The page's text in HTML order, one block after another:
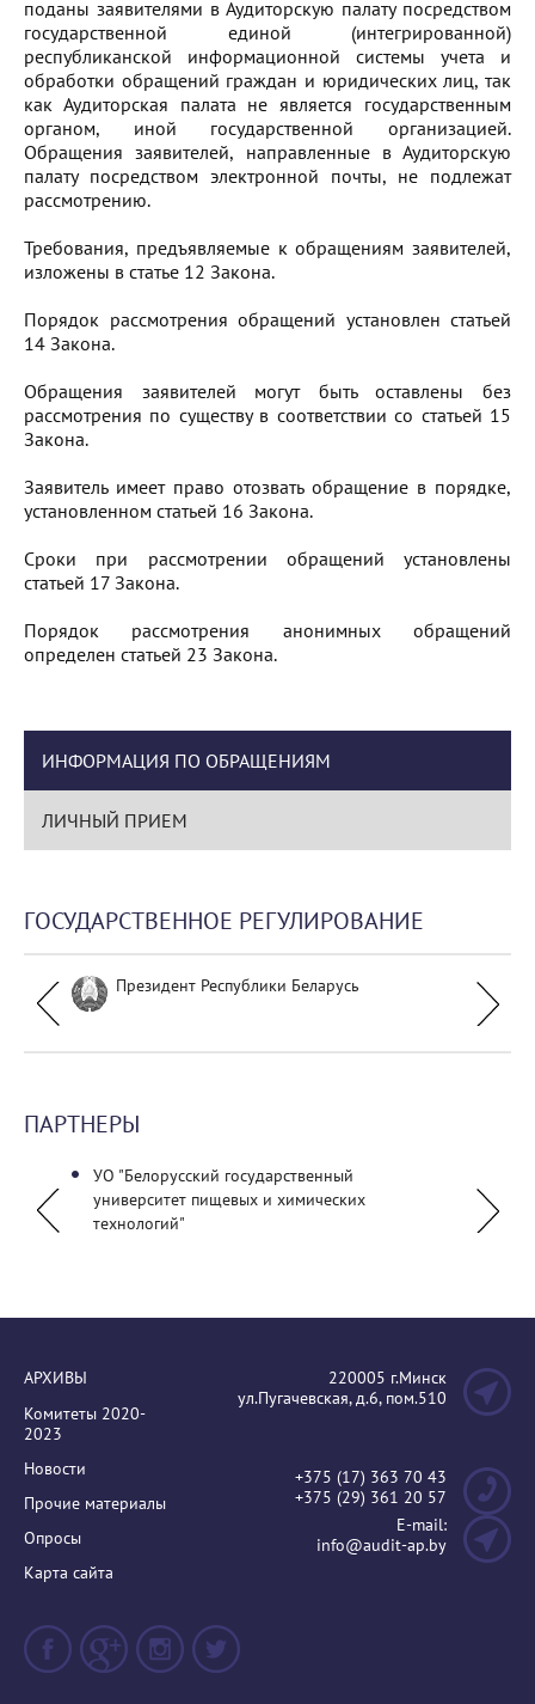
поданы заявителями в Аудиторскую палату посредством
государственной единой (интегрированной)
республиканской информационной системы учета и
обработки обращений граждан и юридических лиц, так
как Аудиторская палата не является государственным
органом, иной государственной организацией.
Обращения заявителей, направленные в Аудиторскую
палату посредством электронной почты, не подлежат
рассмотрению.
Требования, предъявляемые к обращениям заявителей,
изложены в статье 12 Закона.
Порядок рассмотрения обращений установлен статьей
14 Закона.
Обращения заявителей могут быть оставлены без
рассмотрения по существу в соответствии со статьей 15
Закона.
Заявитель имеет право отозвать обращение в порядке,
установленном статьей 16 Закона.
Сроки при рассмотрении обращений установлены
статьей 17 Закона.
Порядок рассмотрения анонимных обращений
определен статьей 23 Закона.
ИНФОРМАЦИЯ ПО ОБРАЩЕНИЯМ
ЛИЧНЫЙ ПРИЕМ
ГОСУДАРСТВЕННОЕ РЕГУЛИРОВАНИЕ
Президент Республики Беларусь
ПАРТНЕРЫ
УО "Белорусский государственный
университет пищевых и химических
технологий"
АРХИВЫ
Комитеты 2020-
2023
Новости
Прочие материалы
Опросы
Карта сайта
220005 г.Минск
ул.Пугачевская, д.6, пом.510
+375 (17) 363 70 43
+375 (29) 361 20 57
E-mail:
info@audit-ap.by